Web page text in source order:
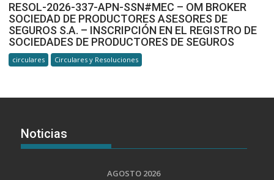
RESOL-2026-337-APN-SSN#MEC – OM BROKER
SOCIEDAD DE PRODUCTORES ASESORES DE
SEGUROS S.A. – INSCRIPCIÓN EN EL REGISTRO DE
SOCIEDADES DE PRODUCTORES DE SEGUROS
circulares Circulares y Resoluciones
Noticias
AGOSTO 2026